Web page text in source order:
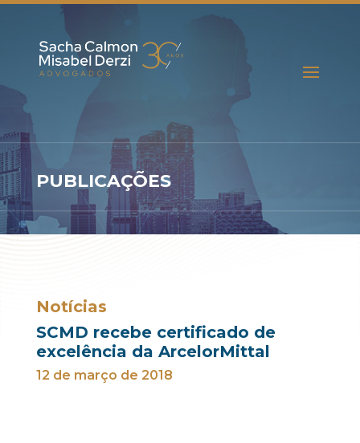
PUBLICAÇÕES
Notícias
SCMD recebe certificado de
excelência da ArcelorMittal
12 de março de 2018